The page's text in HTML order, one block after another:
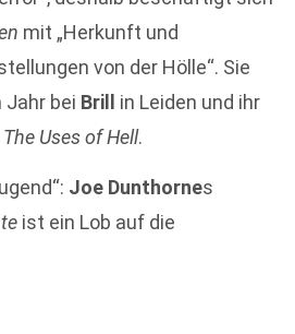
mit „Herkunft und
von der Hölle“. Sie
bei Brill in Leiden und ihr
The Uses of Hell.
Joe Dunthornes
ist ein Lob auf die